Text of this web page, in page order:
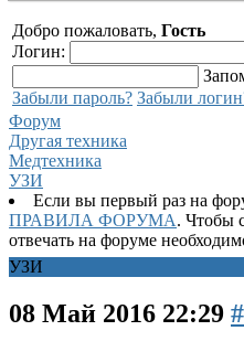
Добро пожаловать, Гость
Логин:
Забыли пароль? Забыли
Форум
Другая техника
Медтехника
УЗИ
Если вы первый раз на
ПРАВИЛА ФОРУМА. Чтобы
отвечать на форуме
УЗИ
08 Май 2016 22:29